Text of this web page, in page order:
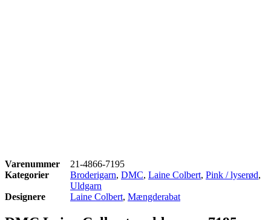
Varenummer
21-4866-7195
Kategorier
Broderigarn, DMC, Laine Colbert, Pink / lyserød,
Uldgarn
Designere
Laine Colbert, Mængderabat